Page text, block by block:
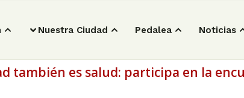
Nuestra Ciudad Pedalea Noticias
también es salud: participa en la